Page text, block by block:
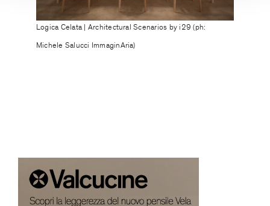
Logica Celata | Architectural Scenarios by i29 (ph:
Michele Salucci ImmaginAria)